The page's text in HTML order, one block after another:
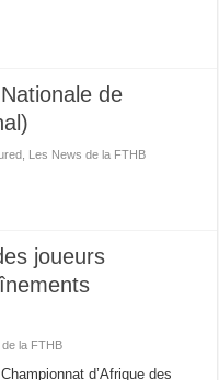
de
Les News de la FTHB
joueurs
la FTHB
d’Afrique des